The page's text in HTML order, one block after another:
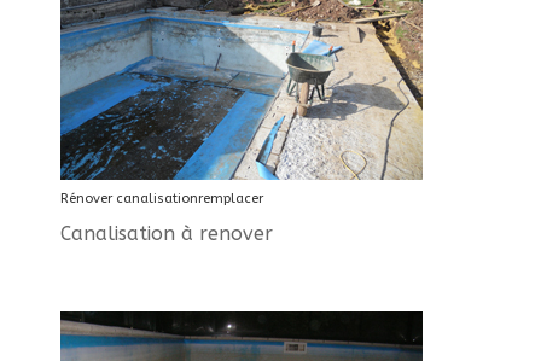
Rénover canalisationremplacer
Canalisation à renover